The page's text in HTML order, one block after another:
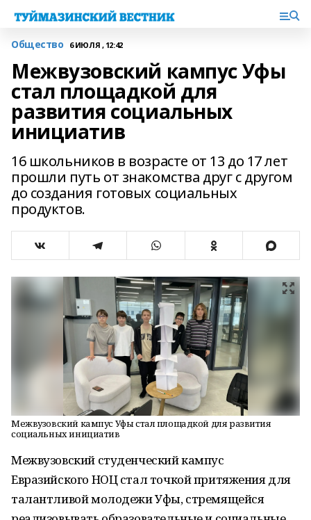
Общество 6 ИЮЛЯ , 12:42
Межвузовский кампус Уфы
стал площадкой для
развития социальных
инициатив
16 школьников в возрасте от 13 до 17 лет
прошли путь от знакомства друг с другом
до создания готовых социальных
продуктов.
Межвузовский кампус Уфы стал площадкой для развития
социальных инициатив
Межвузовский студенческий кампус
Евразийского НОЦ стал точкой притяжения для
талантливой молодежи Уфы, стремящейся